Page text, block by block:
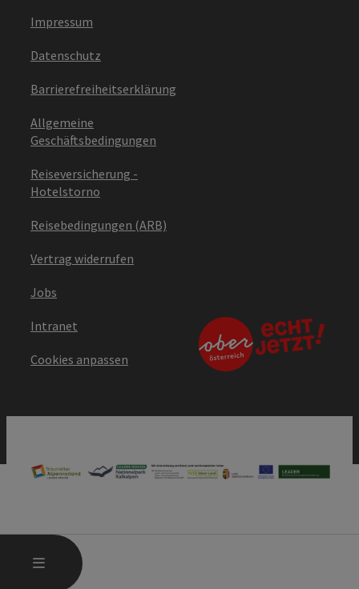
MENÜ
Impressum
Datenschutz
Barrierefreiheitserklärung
Allgemeine
Geschäftsbedingungen
Reiseversicherung -
Hotelstorno
Reisebedingungen (ARB)
Vertrag widerrufen
Jobs
Intranet
Cookies anpassen